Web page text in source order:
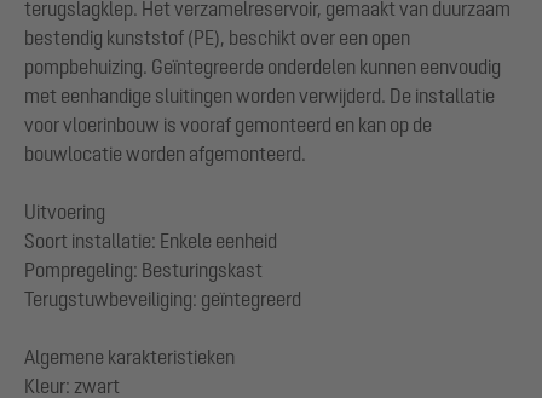
terugslagklep. Het verzamelreservoir, gemaakt van duurzaam
bestendig kunststof (PE), beschikt over een open
pompbehuizing. Geïntegreerde onderdelen kunnen eenvoudig
met eenhandige sluitingen worden verwijderd. De installatie
voor vloerinbouw is vooraf gemonteerd en kan op de
bouwlocatie worden afgemonteerd.
Uitvoering
Soort installatie: Enkele eenheid
Pompregeling: Besturingskast
Terugstuwbeveiliging: geïntegreerd
Algemene karakteristieken
Kleur: zwart